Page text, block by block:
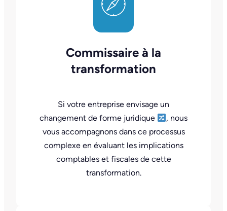
Commissaire à la
transformation
Si votre entreprise envisage un
changement de forme juridique
, nous
vous accompagnons dans ce processus
complexe en évaluant les implications
comptables et fiscales de cette
transformation.